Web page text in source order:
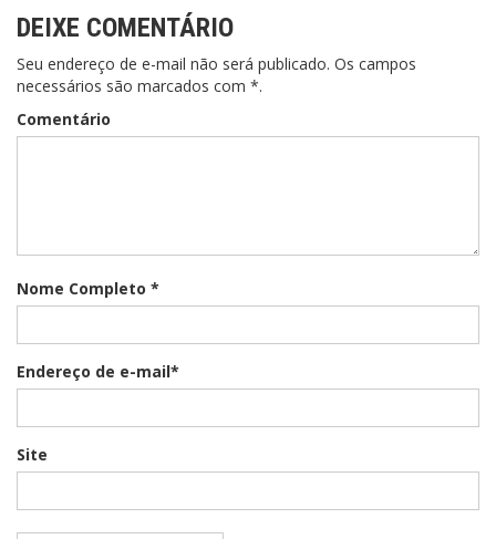
DEIXE COMENTÁRIO
Seu endereço de e-mail não será publicado. Os campos
necessários são marcados com *.
Comentário
Nome Completo *
Endereço de e-mail*
Site